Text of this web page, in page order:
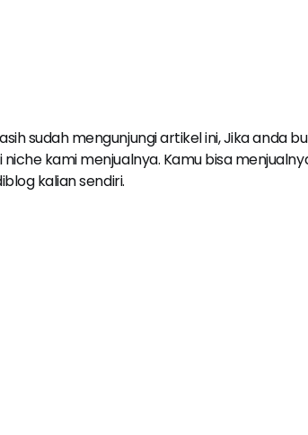
sudah mengunjungi artikel ini, Jika anda
kami menjualnya. Kamu bisa
kalian sendiri.